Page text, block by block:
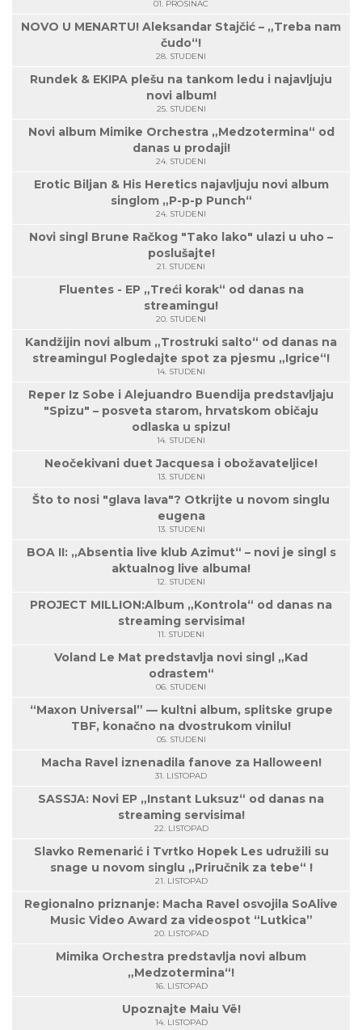
01. PROSINAC
NOVO U MENARTU! Aleksandar Stajčić – „Treba nam
čudo“!
28. STUDENI
Rundek & EKIPA plešu na tankom ledu i najavljuju
novi album!
25. STUDENI
Novi album Mimike Orchestra „Medzotermina“ od
danas u prodaji!
24. STUDENI
Erotic Biljan & His Heretics najavljuju novi album
singlom „P-p-p Punch“
24. STUDENI
Novi singl Brune Račkog "Tako lako" ulazi u uho –
poslušajte!
21. STUDENI
Fluentes - EP „Treći korak“ od danas na
streamingu!
20. STUDENI
Kandžijin novi album „Trostruki salto“ od danas na
streamingu! Pogledajte spot za pjesmu „Igrice“!
14. STUDENI
Reper Iz Sobe i Alejuandro Buendija predstavljaju
"Spizu" – posveta starom, hrvatskom običaju
odlaska u spizu!
14. STUDENI
Neočekivani duet Jacquesa i obožavateljice!
13. STUDENI
Što to nosi "glava lava"? Otkrijte u novom singlu
eugena
13. STUDENI
BOA II: „Absentia live klub Azimut“ – novi je singl s
aktualnog live albuma!
12. STUDENI
PROJECT MILLION:Album „Kontrola“ od danas na
streaming servisima!
11. STUDENI
Voland Le Mat predstavlja novi singl „Kad
odrastem“
06. STUDENI
“Maxon Universal” — kultni album, splitske grupe
TBF, konačno na dvostrukom vinilu!
05. STUDENI
Macha Ravel iznenadila fanove za Halloween!
31. LISTOPAD
SASSJA: Novi EP „Instant Luksuz“ od danas na
streaming servisima!
22. LISTOPAD
Slavko Remenarić i Tvrtko Hopek Les udružili su
snage u novom singlu „Priručnik za tebe“ !
21. LISTOPAD
Regionalno priznanje: Macha Ravel osvojila SoAlive
Music Video Award za videospot “Lutkica”
20. LISTOPAD
Mimika Orchestra predstavlja novi album
„Medzotermina“!
16. LISTOPAD
Upoznajte Maiu Vë!
14. LISTOPAD